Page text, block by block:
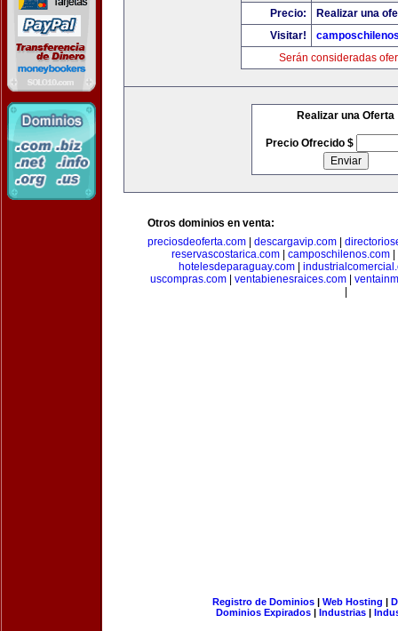
Precio:
Realizar una
Visitar!
Serán consideradas
Realizar una Oferta
Precio Ofrecido $
Otros dominios en venta:
preciosdeoferta.com
descargavip.com
reservascostarica.com
camposchilenos.com
hotelesdeparaguay.com|
uscompras.com| ventabienesraices.com|
Registro de Dominios| Web Hosting |
Dominios Expirados | Industrias |